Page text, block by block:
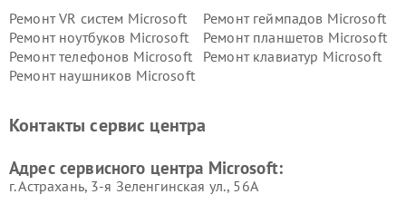
Ремонт VR систем Microsoft
Ремонт геймпадов Microsoft
Ремонт ноутбуков Microsoft
Ремонт планшетов Microsoft
Ремонт телефонов Microsoft
Ремонт клавиатур Microsoft
Ремонт наушников Microsoft
Контакты сервис центра
Адрес сервисного центра Microsoft:
г. Астрахань, 3-я Зеленгинская ул., 56А